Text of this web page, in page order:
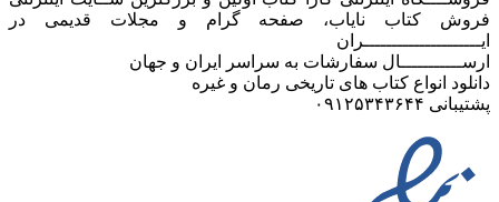
فروش کتاب نایاب، صفحه گرام و مجلات قدیمی در
ایـــــــــــــــــــــران
ارســـــــــــال سفارشات به سراسر ایران و جهان
دانلود انواع کتاب های تاریخی رمان و غیره
پشتیبانی ۰۹۱۲۵۳۴۳۶۴۴